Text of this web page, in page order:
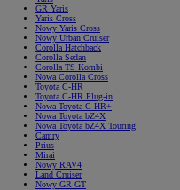
GR Yaris
Yaris Cross
Nowy Yaris Cross
Nowy Urban Cruiser
Corolla Hatchback
Corolla Sedan
Corolla TS Kombi
Nowa Corolla Cross
Toyota C-HR
Toyota C-HR Plug-in
Nowa Toyota C-HR+
Nowa Toyota bZ4X
Nowa Toyota bZ4X Touring
Camry
Prius
Mirai
Nowy RAV4
Land Cruiser
Nowy GR GT